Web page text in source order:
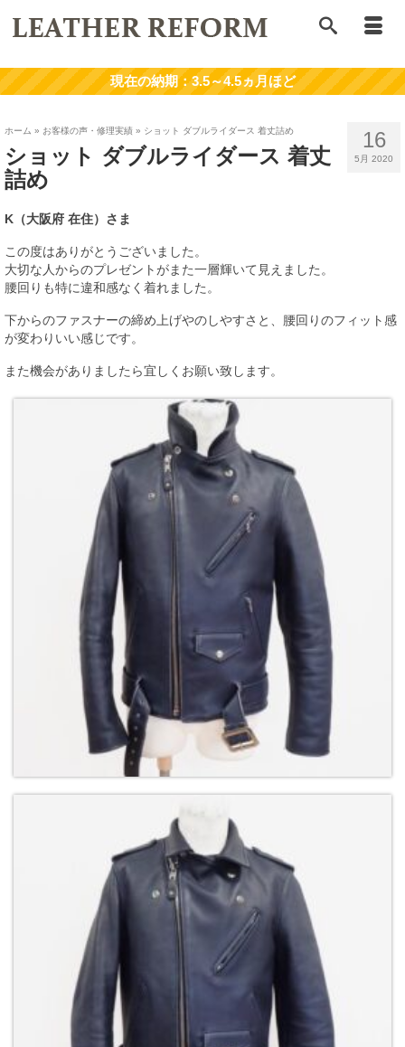
16
5月 2020
ホーム » お客様の声・修理実績 » ショット ダブルライダース 着丈詰め
ショット ダブルライダース 着丈
詰め
K （大阪府 在住）さま
この度はありがとうございました。
大切な人からのプレゼントがまた一層輝いて見えました。
腰回りも特に違和感なく着れました。
下からのファスナーの締め上げやのしやすさと、腰回りのフィット感
が変わりいい感じです。
また機会がありましたら宜しくお願い致します。